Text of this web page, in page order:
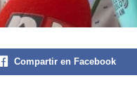
Compartir en Facebook